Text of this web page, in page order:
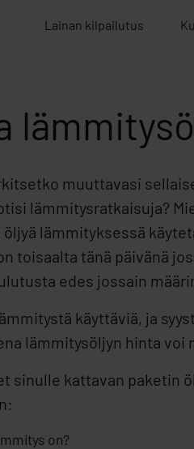
Lainan kilpailutus
muuttavasi
lämmitysratkaisuja?
lämmityksessä
toisaalta tänä päivänä
edes jossain
käyttäviä, ja
lämmitysöljyn hinta
sinulle kattavan paketin
on?